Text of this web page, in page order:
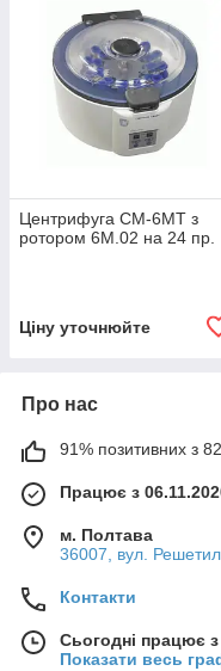
Центрифуга CM-6MT з
ротором 6М.02 на 24 пр.
Ціну уточнюйте
Про нас
91% позитивних з 82
Працює з
м. Полтава
36007, вул.
Контакти
Сьогодні працює
Показати весь